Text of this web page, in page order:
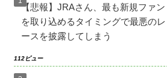
【悲報】JRAさん、最も新規ファン
を取り込めるタイミングで最悪のレ
ースを披露してしまう
112ビュー